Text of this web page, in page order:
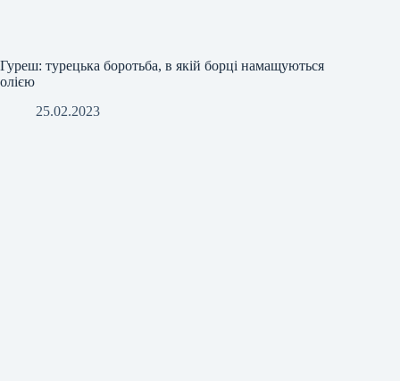
Гуреш: турецька боротьба, в якій борці намащуються
олією
25.02.2023